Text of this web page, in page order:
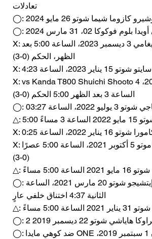
تعادلات
كازوما شيما شوتو 26 مايو 2024
بلوم فوكوكا 02، 31 مارس 2024
X: ضد تاكيشي كونيغامي 3 ديسمبر 2023، الساعة 5:00 بعد
الظهر، الحكم (0-3)
X: vs Kanda T800 Shuichi Shooto 4 ديسمبر 2022،
الساعة 3 بعد الظهر 5:00 الحكم (0-3)
5:00
X: ضد شوتو سورا ياماموتو 5 أكتوبر 2021، الساعة 5:00 عصرًا
(0-3)
5:00 مساءً
◯: ضد تاكاهيرو إيتشيجو شوتو 20 مارس 2021، الساعة
الثانية 4:37 اختناق خلفي عارٍ
5:00 مساءً
◯: ضد كوهي مايدا ONE سلسلة اليابان 1 سبتمبر 2019،